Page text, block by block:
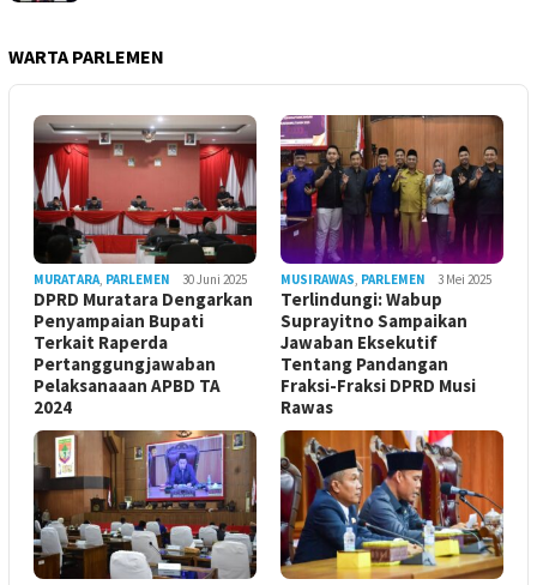
WARTA PARLEMEN
MURATARA, PARLEMEN 30 Juni 2025
DPRD Muratara Dengarkan
Penyampaian Bupati
Terkait Raperda
Pertanggungjawaban
Pelaksanaaan APBD TA
2024
MUSIRAWAS, PARLEMEN 3 Mei 2025
Terlindungi: Wabup
Suprayitno Sampaikan
Jawaban Eksekutif
Tentang Pandangan
Fraksi-Fraksi DPRD Musi
Rawas